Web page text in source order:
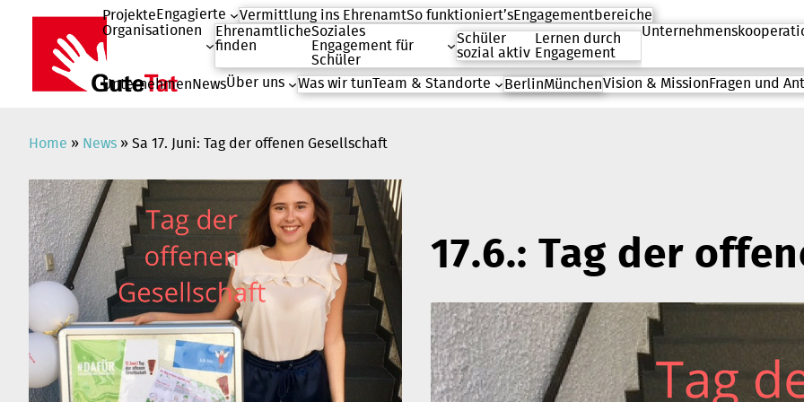
springen
Projekte Engagierte Vermittlung ins EhrenamtSo funktioniert’sEngagementbereiche
Organisationen
Ehrenamtliche
finden
Soziales
Engagement für
Schüler
Schüler
sozial aktiv
Lernen durch
Engagement
UnternehmenNewsÜber uns Was wir tunTeam & Standorte BerlinMünchenVision & Mission Fragen und
Home » News » Sa 17. Juni: Tag der offenen Gesellschaft
17.6.: Tag der